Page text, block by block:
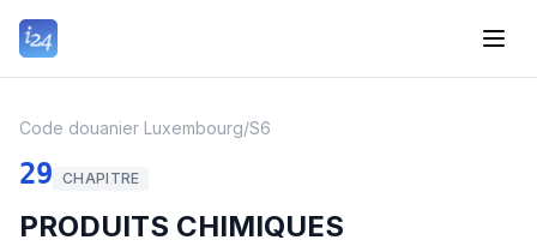
Code douanier Luxembourg/S6
29 CHAPITRE
PRODUITS CHIMIQUES